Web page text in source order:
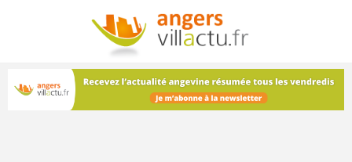
NEWSLETTER
Les dernières actualités d'Angers, chaque vendredi dans
votre boîte e-mail